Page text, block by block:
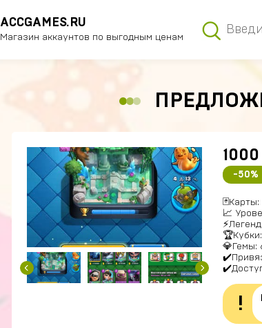
ACCGAMES.RU
Магазин аккаунтов по выгодным ценам
1000
-50%
🃏Карты:
📈
💎Гемы:
!